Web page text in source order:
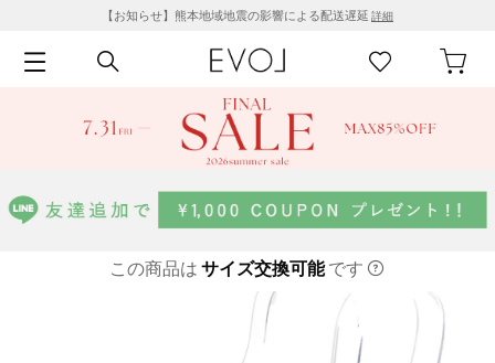
【お知らせ】熊本地域地震の影響による配送遅延 詳細
この商品は サイズ交換可能です